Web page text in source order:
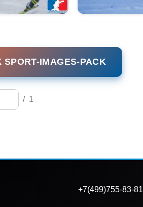
IMAGES-PACK
/ 1
+7(499)755-83-81